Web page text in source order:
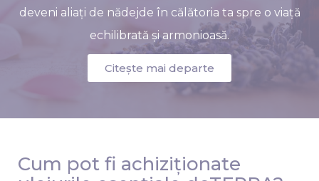
deveni aliați de nădejde în călătoria ta spre o viață
echilibrată și armonioasă.
Citește mai departe
Cum pot fi achiziționate